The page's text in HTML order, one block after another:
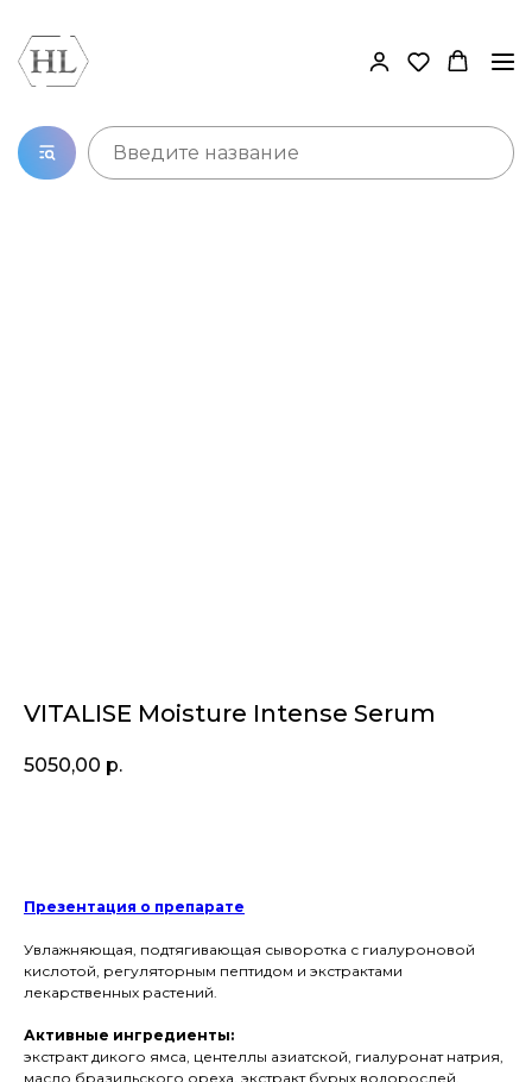
VITALISE Moisture Intense Serum
5050,00 р.
Презентация о препарате
Увлажняющая, подтягивающая сыворотка с гиалуроновой
кислотой, регуляторным пептидом и экстрактами
лекарственных растений.
Активные ингредиенты:
экстракт дикого ямса, центеллы азиатской, гиалуронат натрия,
масло бразильского ореха, экстракт бурых водорослей,